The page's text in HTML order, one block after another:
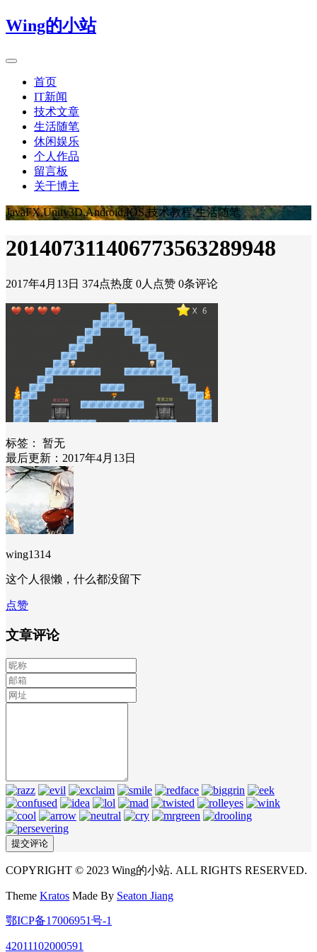
Wing的小站
首页
IT新闻
技术文章
生活随笔
休闲娱乐
个人作品
留言板
关于博主
JavaFX,Unity3D,Android,IOS,技术教程,生活随笔
201407311406773563289948
2017年4月13日 374点热度 0人点赞 0条评论
标签：
暂无
最后更新：2017年4月13日
wing1314
这个人很懒，什么都没留下
点赞
文章评论
COPYRIGHT © 2023 Wing的小站. ALL RIGHTS RESERVED.
Theme Kratos Made By Seaton Jiang
鄂ICP备17006951号-1
42011102000591